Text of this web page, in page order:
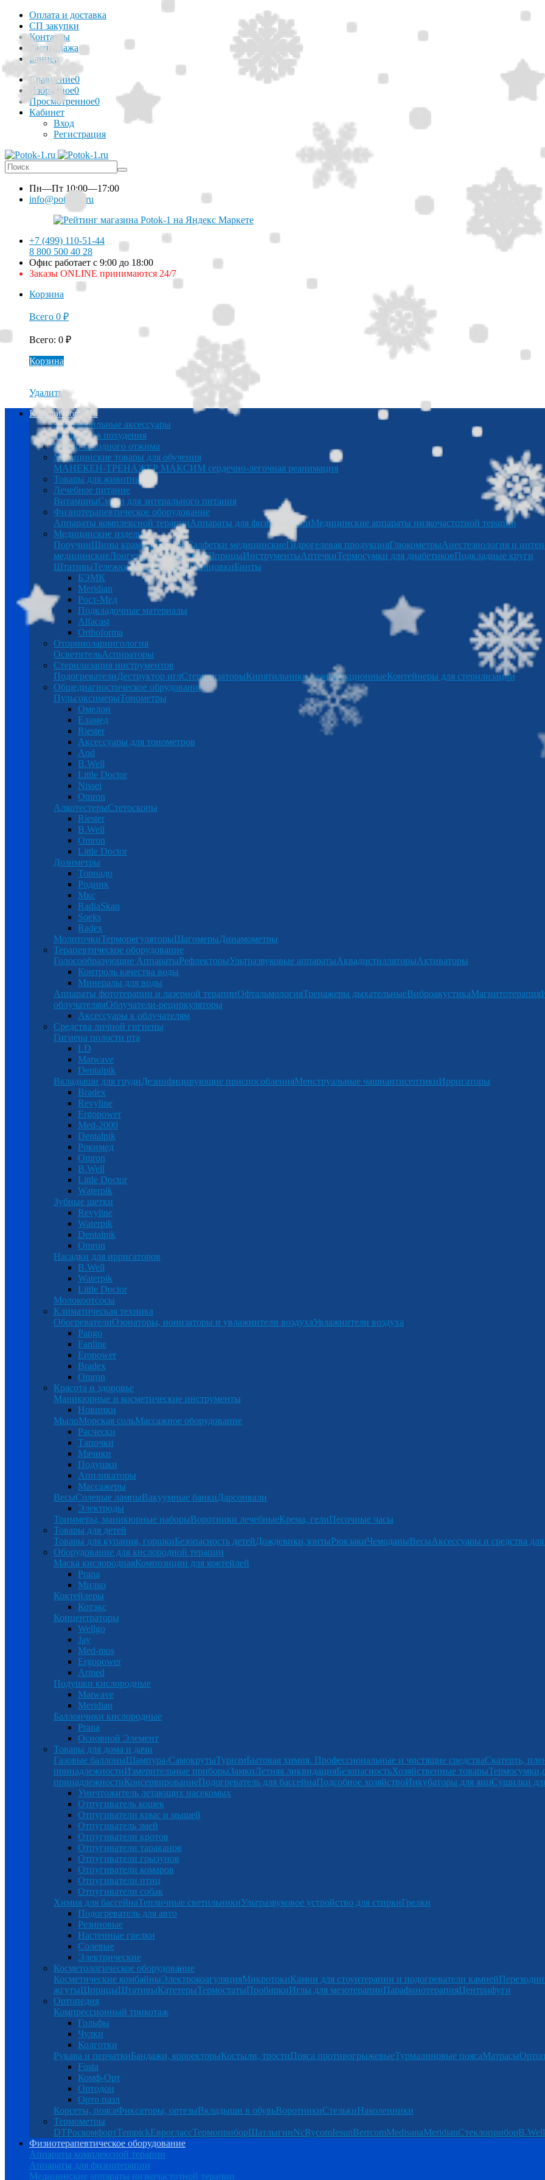
Оплата и доставка
СП закупки
Контакты
Распродажа
Баннер
Сравнение0
Избранное0
Просмотренное0
Кабинет
Вход
Регистрация
Пн—Пт 10:00—17:00
info@potok-1.ru
+7 (499) 110-51-44
8 800 500 40 28
Офис работает с 9:00 до 18:00
Заказы ONLINE принимаются 24/7
Корзина
Всего 0 ₽
Всего: 0 ₽
Корзина
Удалить
Каталог товаров
Автомобильные аксессуары
Товары для похудения
Масло холодного отжима
Медицинские товары для обучения
МАНЕКЕН-ТРЕНАЖЕР МАКСИМ сердечно-легочная реанимация
Товары для животных
Лечебное питание
ВитаминыСмеси для энтерального питания
Физиотерапевтическое оборудование
Аппараты комплексной терапииАппараты для физиотерапииМедицинские аппараты низкочастотной терапии
Медицинские изделия
ПоручниШины крамераБерушиСалфетки медицинскиеГидрогелевая продукцияГлюкометрыАнестезиология и
медицинскиеЛонгетыХалатыБинтыШприцыИнструментыАптечкиТермосумки для диабетиковПодкладные круги
ШтативыТележкиТаблетницыСпринцовкиБинты
БЭМК
Meridian
Рост-Мед
Подкладочные материалы
Alfacast
Orthoforma
Оториноларингология
ОсветительАспираторы
Стерилизация инструментов
ПодогревателиДеструктор иглСтерилизаторыКипятильники дезинфекционныеКонтейнеры для стерилизации
Общедиагностическое обрудование
ПульсоксимерыТонометры
Омелон
Еламед
Riester
Аксессуары для тонометров
And
B.Well
Little Doctor
Nissei
Omron
АлкотестерыСтетоскопы
Riester
B.Well
Omron
Little Doctor
Дозиметры
Торнадо
Родник
Мкс
RadiaSkan
Soeks
Radex
МолоточкиТерморегуляторыШагомерыДинамометры
Терапевтическое оборудование
Голосообразующие АппаратыРефлекторыУльтразвуковые аппаратыАквадистилляторыАктиваторы
Контроль качества воды
Минералы для воды
Аппараты фототерапии и лазерной терапииОфтальмологияТренажеры дыхательныеВиброакустикаМагнитотерапия
облучателямОблучатели-рециркуляторы
Аксессуары к облучателям
Средства личной гигиены
Гигиена полости рта
LD
Matwave
Dentalpik
Вкладыши для грудиДезинфицирующие приспособленияМенструальные чашиантисептикиИрригаторы
Bradex
Revyline
Ergopower
Med-2000
Dentalpik
Рокимед
Omron
B.Well
Little Doctor
Waterpik
Зубные щетки
Revyline
Waterpik
Dentalpik
Omron
Насадки для ирригаторов
B.Well
Waterpik
Little Doctor
Молокоотсосы
Климатическая техника
ОбогревателиОзонаторы, ионизаторы и увлажнители воздухаУвлажнители воздуха
Pango
Fanline
Eropower
Bradex
Omron
Красота и здоровье
Маникюрные и косметические инструменты
Новинки
МылоМорская сольМассажное оборудование
Расчески
Тапочки
Мячики
Подушки
Аппликаторы
Массажеры
ВесыСолевые лампыВакуумные банкиДарсонвали
Электроды
Триммеры, маникюрные наборыВоротники лечебныеКрема, гелиПесочные часы
Товары для детей
Товары для купания, горшкиБезопасность детейДождевики,зонтыРюкзакиЧемоданыВесыАксессуары и средства
Оборудование для кислородной терапии
Маска кислороднаяКомпозиции для коктейлей
Prana
Милко
Коктейлеры
Котэкс
Концентраторы
Wellgo
Jay
Med-mos
Ergopower
Armed
Подушки кислородные
Matwave
Meridian
Баллончики кислородные
Prana
Основной Элемент
Товары для дома и дачи
Газовые баллоныШампура-СамокрутыТуризмБытовая химия. Профессиональные и чистящие средстваСкатерть,
принадлежностиИзмерительные приборыЗамкиЛетняя ликвидацияБезопасностьХозяйственные товары
принадлежностиКонсервированиеПодогреватель для бассейнаПодсобное хозяйствоИнкубаторы для яицСушилки
Уничтожитель летающих насекомых
Отпугиватель кошек
Отпугиватели крыс и мышей
Отпугиватель змей
Отпугиватели кротов
Отпугиватели тараканов
Отпугиватели грызунов
Отпугиватели комаров
Отпугиватели птиц
Отпугиватели собак
Химия для бассейнаТепличные светильникиУльтразвуковое устройство для стиркиГрелки
Подогреватель для авто
Резиновые
Настенные грелки
Солевые
Электрические
Косметологическое оборудование
Косметические комбайныЭлектрокоагуляцияМикротокиКамни для стоунтерапии и подогреватели камней
жгутыШприцыШтативыКатетерыТермостатыПробиркиИглы для мезотерапииПарафинотерапияЦентрифуги
Ортопедия
Компрессионный трикотаж
Гольфы
Чулки
Колготки
Рукава и перчаткиБандажи, корректорыКостыли, тростиПояса противогрыжевыеТурмалиновые поясаМатрасы
Fosta
Комф-Орт
Ортодон
Орто пазл
Корсеты, поясаФиксаторы, ортезыВкладыши в обувьВоротникиСтелькиНаколенники
Термометры
DTРоскомфортTempickЕвроглассТермоприборШатлыгинNcRycomIesunBerrcomMedisanaMeridianСтеклоприборB.Well
Физиотерапевтическое оборудование
Аппараты комплексной терапии
Аппараты для физиотерапии
Медицинские аппараты низкочастотной терапии